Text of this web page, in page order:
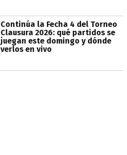
Continúa la Fecha 4 del Torneo
Clausura 2026: qué partidos se
juegan este domingo y dónde
verlos en vivo